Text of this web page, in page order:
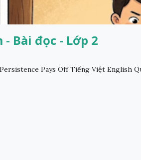
Bài đọc - Lớp 2
Pays Off Tiếng Việt English